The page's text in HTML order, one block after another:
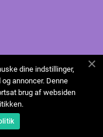
dine indstillinger,
annoncer. Denne
brug af websiden